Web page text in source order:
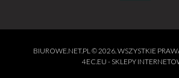
BIUROWE.NET.PL© 2026. WSZYSTKIE
4EC.EU - SKLEPY